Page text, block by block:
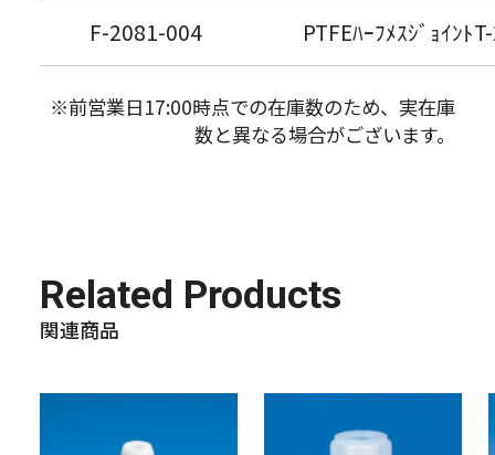
F-2081-004 PTFEﾊｰﾌﾒｽｼﾞｮｲﾝ
※前営業日17:00時点での在庫数のため、実在庫
数と異なる場合がございます。
Related Products
関連商品